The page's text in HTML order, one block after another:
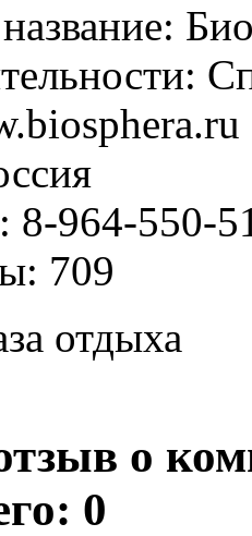
8-964-550-
709
отдыха
о
0